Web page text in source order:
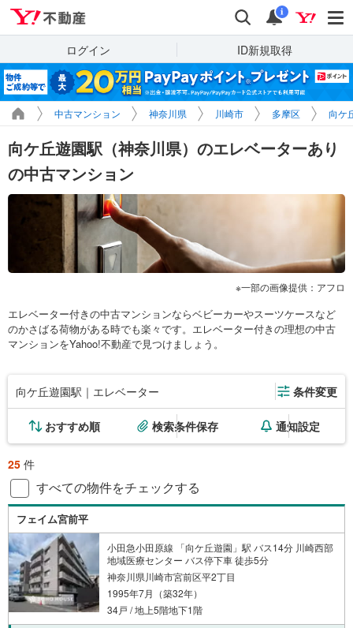
検索 通知
i
ログイン ID新規取得
中古マンション 神奈川県 川崎市 多摩区 向ケ
向ケ丘遊園駅（神奈川県）のエレベーターあり
の中古マンション
一部の画像提供：アフロ
エレベーター付きの中古マンションならベビーカーやスーツケースなど
のかさばる荷物がある時でも楽々です。エレベーター付きの理想の中古
マンションをYahoo!不動産で見つけましょう。
向ケ丘遊園駅｜エレベーター 条件変更
おすすめ順 検索条件保存 通知設定
25 件
すべての物件をチェックする
フェイム宮前平
小田急小田原線 「向ケ丘遊園」駅 バス14分 川崎西部
地域医療センター バス停下車 徒歩5分
神奈川県川崎市宮前区平2丁目
1995年7月（築32年）
34戸 / 地上5階地下1階